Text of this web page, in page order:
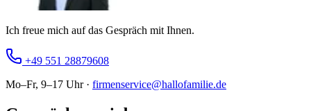
Ich freue mich auf das Gespräch mit Ihnen.
+49 551 28879608
Mo–Fr, 9–17 Uhr · firmenservice@hallofamilie.de